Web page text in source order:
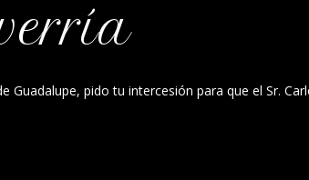
Guadalupe, pido tu intercesión para que el Sr.